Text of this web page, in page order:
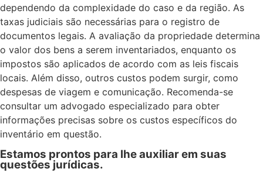
dependendo da complexidade do caso e da região. As
taxas judiciais são necessárias para o registro de
documentos legais. A avaliação da propriedade determina
o valor dos bens a serem inventariados, enquanto os
impostos são aplicados de acordo com as leis fiscais
locais. Além disso, outros custos podem surgir, como
despesas de viagem e comunicação. Recomenda-se
consultar um advogado especializado para obter
informações precisas sobre os custos específicos do
inventário em questão.
Estamos prontos para lhe auxiliar em suas
questões jurídicas.